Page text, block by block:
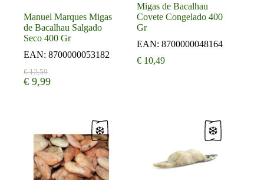
Manuel Marques Migas
de Bacalhau Salgado
Seco 400 Gr
EAN: 8700000053182
€12,59
Oorspronkelijke
prijs
€ 9,99
Huidige
prijs
Migas de Bacalhau
Covete Congelado 400
Gr
EAN:8700000048164
€ 10,49